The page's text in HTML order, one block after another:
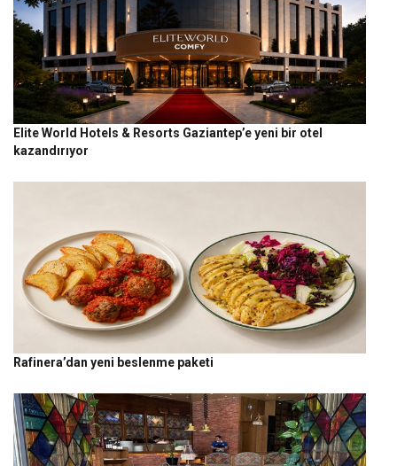
Elite World Hotels & Resorts Gaziantep’e yeni bir otel
kazandırıyor
Rafinera’dan yeni beslenme paketi